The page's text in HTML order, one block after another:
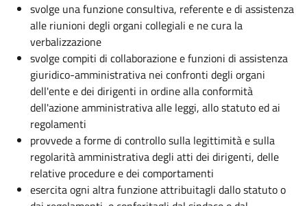
svolge una funzione consultiva, referente e di assistenza
alle riunioni degli organi collegiali e ne cura la
verbalizzazione
svolge compiti di collaborazione e funzioni di assistenza
giuridico-amministrativa nei confronti degli organi
dell'ente e dei dirigenti in ordine alla conformità
dell'azione amministrativa alle leggi, allo statuto ed ai
regolamenti
provvede a forme di controllo sulla legittimità e sulla
regolarità amministrativa degli atti dei dirigenti, delle
relative procedure e dei comportamenti
esercita ogni altra funzione attribuitagli dallo statuto o